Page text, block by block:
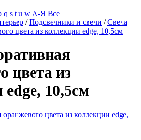
q s t u w А-Я Все
/Подсвечники и свечи /Свеча
цвета из коллекции edge, 10,5см
цвета из
10,5см